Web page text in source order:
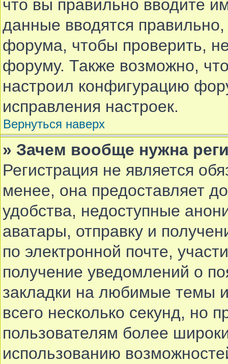
что вы правильно вводите
данные вводятся
форума, чтобы проверить,
форуму. Также возможно,
настроил конфигурацию
исправления настроек.
Вернуться наверх
» Зачем вообще нужна
Регистрация не является
менее, она предоставляет
удобства, недоступные
аватары, отправку и
по электронной почте,
получение уведомлений о
закладки на любимые темы
всего несколько секунд, но
пользователям более
использованию